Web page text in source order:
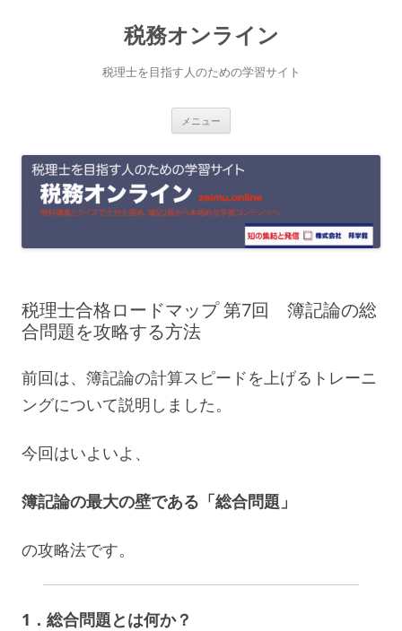
へ
ッ
税務オンライン
税理士を目指す人のための学習サイト
メニュー
税理士合格ロードマップ 第7回 簿記論の総
合問題を攻略する方法
前回は、簿記論の計算スピードを上げるトレーニ
ングについて説明しました。
今回はいよいよ、
簿記論の最大の壁である「総合問題」
の攻略法です。
1．総合問題とは何か？